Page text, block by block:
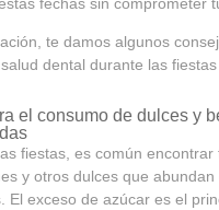
fechas sin comprometer
te damos algunos
dental durante las
el consumo de dulces y
fiestas, es común encontrar
y otros dulces que
El exceso de azúcar es el